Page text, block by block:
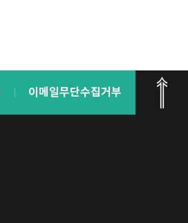
이메일무단수집거부